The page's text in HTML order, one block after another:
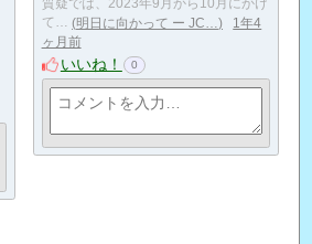
質疑では、2023年9月から10月にかけ
て…
明日に向かって ー JC…
1年4
ヶ月前
いいね！ 0